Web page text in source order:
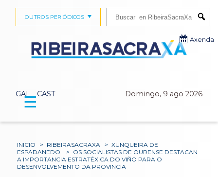
GAL CAST Domingo, 9 ago 2026
OUTROS PERIÓDICOS
Axenda
☰
INICIO > RIBEIRASACRAXA > XUNQUEIRA DE
ESPADANEDO
> OS SOCIALISTAS DE OURENSE DESTACAN
A IMPORTANCIA ESTRATÉXICA DO VIÑO PARA O
DESENVOLVEMENTO DA PROVINCIA